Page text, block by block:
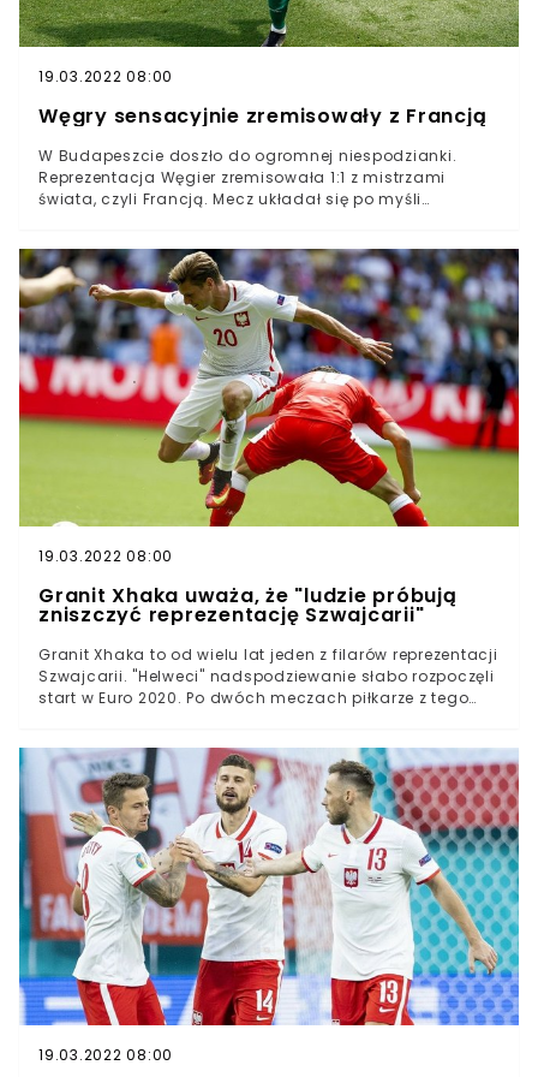
grającymi rywalami niemal do końca spotkania.
Wszystkie bramki padły dopiero w ostatnich minutach
19.03.2022 08:00
Węgry sensacyjnie zremisowały z Francją
W Budapeszcie doszło do ogromnej niespodzianki.
Reprezentacja Węgier zremisowała 1:1 z mistrzami
świata, czyli Francją. Mecz układał się po myśli
temu nasi bratankowie mogą wciąż marzyć o awansie
do 1/8 finału Euro 2020. Reprezentacja Węgier
zremisowała z Francją W meczu "Madziarzy" z
mistrzami świata padł wynik 1:1Po ostatnim gwizdku
stadion w Budapeszcie ogarnęło szaleństwoFaworytem
w meczu reprezentacji Węgier z Francuzami rzecz jasna
byli ci drudzy. Nie bez powodu, bowiem mistrzowie
świata dobrze zagrali w spotkaniu z Niemcami i
potwierdzili, że mogą pokusić się o triumf w Euro 2020.
Dzisiejsze starcie z "Madziarzami" pokazało jednak, że
nie należy rozdawać punktów przed pierwszym
19.03.2022 08:00
Granit Xhaka uważa, że "ludzie próbują
zniszczyć reprezentację Szwajcarii"
Granit Xhaka to od wielu lat jeden z filarów reprezentacji
Szwajcarii. "Helweci" nadspodziewanie słabo rozpoczęli
start w Euro 2020. Po dwóch meczach piłkarze z tego
obronę siebie i swoich kolegów twierdząc nawet, że
"ludzie chcą zniszczyć tę drużynę". Na reprezentację
Szwajcarii spadła fala krytykiDziennikarze pisali m.in. o
"aferze fryzjerskiej"Te insynuacje spotkały się ze
stanowczą reakcją Granita XhakiReprezentacja
Szwajcarii mocno rozczarowała w swoich dwóch
pierwszych meczach na Euro 2020. Na inaugurację
"Helweci" zremisowali 1:1 z Walią, a w kolejnym spotkaniu
ulegli Włochom aż 0:3. To sprawiło, że na piłkarzy
Vladimira Petkovicia spadła ogromna krytyka.
Niezadowolenie wyrażali zarówno kibice, jak i
dziennikarze, którzy rozpisywali się o "aferze fryzjerskiej".
Obojętny wobec takich ataków nie pozostał Granit
odpowiedział na krytykę.
19.03.2022 08:00